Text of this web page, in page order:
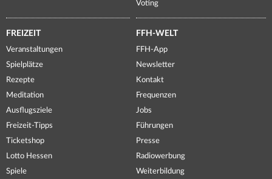
Voting
FREIZEIT
Veranstaltungen
Spielplätze
Rezepte
Meditation
Ausflugsziele
Freizeit-Tipps
Ticketshop
Lotto Hessen
Spiele
FFH-WELT
FFH-App
Newsletter
Kontakt
Frequenzen
Jobs
Führungen
Presse
Radiowerbung
Weiterbildung